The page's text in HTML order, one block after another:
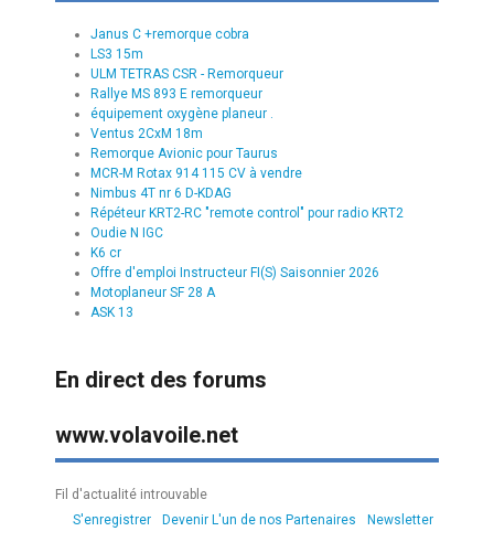
Janus C +remorque cobra
LS3 15m
ULM TETRAS CSR - Remorqueur
Rallye MS 893 E remorqueur
équipement oxygène planeur .
Ventus 2CxM 18m
Remorque Avionic pour Taurus
MCR-M Rotax 914 115 CV à vendre
Nimbus 4T nr 6 D-KDAG
Répéteur KRT2-RC "remote control" pour radio KRT2
Oudie N IGC
K6 cr
Offre d'emploi Instructeur FI(S) Saisonnier 2026
Motoplaneur SF 28 A
ASK 13
En direct des forums
www.volavoile.net
Fil d'actualité introuvable
S'enregistrer
Devenir L'un de nos Partenaires Newsletter